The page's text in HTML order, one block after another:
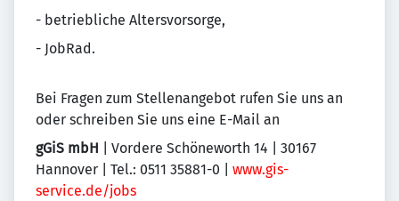
- betriebliche Altersvorsorge,
- JobRad.
Bei Fragen zum Stellenangebot rufen Sie uns an
oder schreiben Sie uns eine E-Mail an
gGiS mbH | Vordere Schöneworth 14 | 30167
Hannover | Tel.: 0511 35881-0 | www.gis-
service.de/jobs